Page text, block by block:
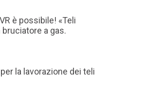
è possibile! «Teli
a gas.
la lavorazione dei teli